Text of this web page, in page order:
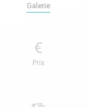
Galerie
Prix